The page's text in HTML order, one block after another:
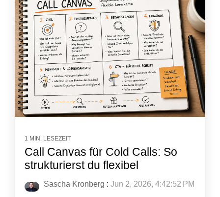
1 MIN. LESEZEIT
Call Canvas für Cold Calls: So
strukturierst du flexibel
Sascha Kronberg : Jun 2, 2026, 4:42:52 PM